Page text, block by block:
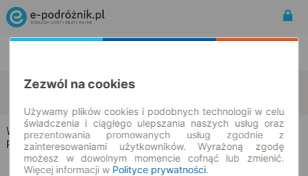
Włynkowo Bydlino
Włynkowo → Bydlino
Rozkład jazdy i bilety
Zezwól na cookies
Używamy plików cookies i podobnych technologii w celu
świadczenia i ciągłego ulepszania naszych usług oraz
prezentowania promowanych usług zgodnie z
zainteresowaniami użytkowników. Wyrażoną zgodę
możesz w dowolnym momencie cofnąć lub zmienić.
Więcej informacji w Polityce prywatności.